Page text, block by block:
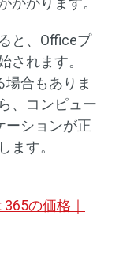
と、Officeプ
されます。
合もありま
、コンピュー
ーションが正
ます。
の価格｜